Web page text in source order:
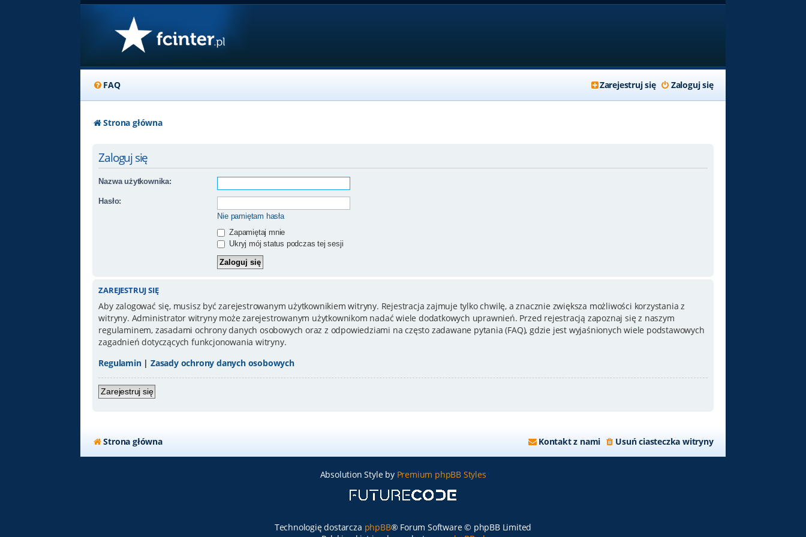
FAQ Zaloguj się
Zarejestruj się
Strona główna
Zaloguj się
Nazwa użytkownika:
Hasło:
Nie pamiętam hasła
Zapamiętaj mnie
Ukryj mój status podczas tej sesji
ZAREJESTRUJ SIĘ
Aby zalogować się, musisz być zarejestrowanym użytkownikiem witryny. Rejestracja zajmuje tylko chwilę, a znacznie zwiększa możliwości korzystania z
witryny. Administrator witryny może zarejestrowanym użytkownikom nadać wiele dodatkowych uprawnień. Przed rejestracją zapoznaj się z naszym
regulaminem, zasadami ochrony danych osobowych oraz z odpowiedziami na często zadawane pytania (FAQ), gdzie jest wyjaśnionych wiele podstawowych
zagadnień dotyczących funkcjonowania witryny.
Regulamin|Zasady ochrony danych osobowych
Zarejestruj się
Strona główna Usuń ciasteczka witryny
Kontakt z nami
Absolution Style by Premium phpBB Styles
Technologię dostarcza phpBB® Forum Software © phpBB Limited